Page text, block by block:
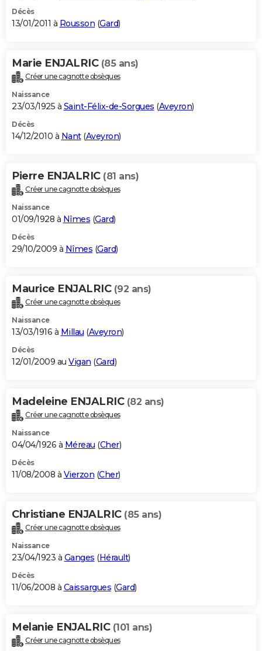
Décès
13/01/2011 à Rousson (Gard)
Marie ENJALRIC (85 ans)
Créer une cagnotte obsèques
Naissance
23/03/1925 à Saint-Félix-de-Sorgues (Aveyron)
Décès
14/12/2010 à Nant(Aveyron)
Pierre ENJALRIC (81 ans)
Créer une cagnotte obsèques
Naissance
01/09/1928 à Nîmes (Gard)
Décès
29/10/2009 à Nîmes (Gard)
Maurice ENJALRIC (92 ans)
Créer une cagnotte obsèques
Naissance
13/03/1916 à Millau (Aveyron)
Décès
12/01/2009 au Vigan (Gard)
Madeleine ENJALRIC (82 ans)
Créer une cagnotte obsèques
Naissance
04/04/1926 à Méreau (Cher)
Décès
11/08/2008 à Vierzon (Cher)
Christiane ENJALRIC (85 ans)
Créer une cagnotte obsèques
Naissance
23/04/1923 à Ganges (Hérault)
Décès
11/06/2008 à Caissargues (Gard)
Melanie ENJALRIC (101 ans)
Créer une cagnotte obsèques